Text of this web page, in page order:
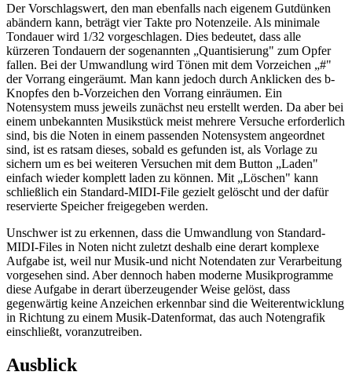
Der Vorschlagswert, den man ebenfalls nach eigenem Gutdünken
abändern kann, beträgt vier Takte pro Notenzeile. Als minimale
Tondauer wird 1/32 vorgeschlagen. Dies bedeutet, dass alle
kürzeren Tondauern der sogenannten „Quantisierung" zum Opfer
fallen. Bei der Umwandlung wird Tönen mit dem Vorzeichen „#"
der Vorrang eingeräumt. Man kann jedoch durch Anklicken des b-
Knopfes den b-Vorzeichen den Vorrang einräumen. Ein
Notensystem muss jeweils zunächst neu erstellt werden. Da aber bei
einem unbekannten Musikstück meist mehrere Versuche erforderlich
sind, bis die Noten in einem passenden Notensystem angeordnet
sind, ist es ratsam dieses, sobald es gefunden ist, als Vorlage zu
sichern um es bei weiteren Versuchen mit dem Button „Laden"
einfach wieder komplett laden zu können. Mit „Löschen" kann
schließlich ein Standard-MIDI-File gezielt gelöscht und der dafür
reservierte Speicher freigegeben werden.
Unschwer ist zu erkennen, dass die Umwandlung von Standard-
MIDI-Files in Noten nicht zuletzt deshalb eine derart komplexe
Aufgabe ist, weil nur Musik-und nicht Notendaten zur Verarbeitung
vorgesehen sind. Aber dennoch haben moderne Musikprogramme
diese Aufgabe in derart überzeugender Weise gelöst, dass
gegenwärtig keine Anzeichen erkennbar sind die Weiterentwicklung
in Richtung zu einem Musik-Datenformat, das auch Notengrafik
einschließt, voranzutreiben.
Ausblick